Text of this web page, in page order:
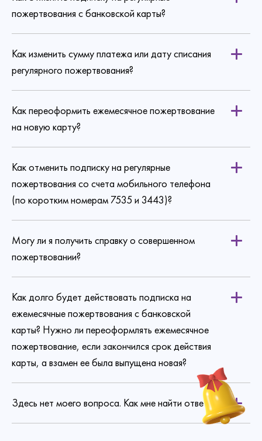
пожертвования с банковской карты?
по ссылке
Как изменить сумму платежа или дату списания
регулярного пожертвования?
Как переоформить ежемесячное пожертвование
на новую карту?
Как отменить подписку на регулярные
пожертвования со счета мобильного телефона
(по коротким номерам 7535 и 3443)?
Могу ли я получить справку о совершенном
пожертвовании?
Как долго будет действовать подписка на
ежемесячные пожертвования с банковской
карты? Нужно ли переоформлять ежемесячное
пожертвование, если закончился срок действия
карты, а взамен ее была выпущена новая?
Здесь нет моего вопроса. Как мне найти ответ?